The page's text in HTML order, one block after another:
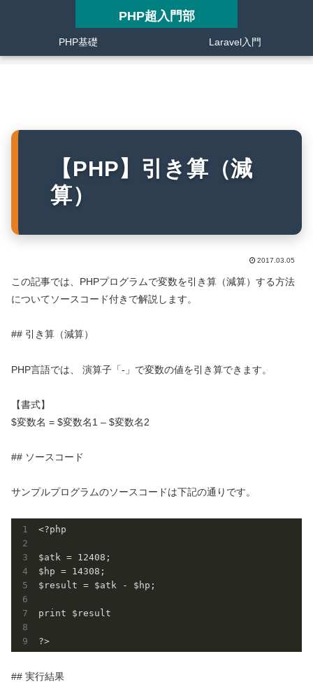
PHP超入門部
PHP基礎 Laravel入門
【PHP】引き算（減
算）
2017.03.05
この記事では、PHPプログラムで変数を引き算（減算）する方法
についてソースコード付きで解説します。
## 引き算（減算）
PHP言語では、 演算子「-」で変数の値を引き算できます。
【書式】
$変数名 = $変数名1 – $変数名2
## ソースコード
サンプルプログラムのソースコードは下記の通りです。
<?php
$atk = 12408;
$hp = 14308;
$result = $atk - $hp;
print $result
## 実行結果